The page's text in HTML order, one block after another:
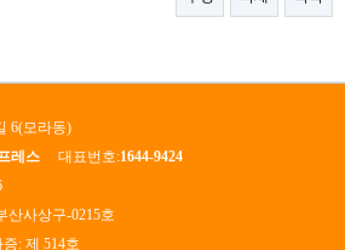
6(모라동)
레스 대표번호:1644-9424
산사상구-0215호
: 제 514호